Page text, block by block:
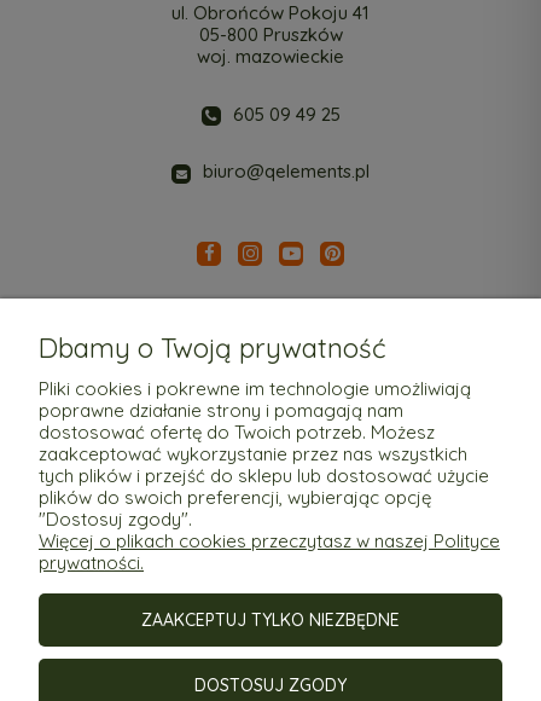
Pomoc
Moje konto
Płatności i dostawa
Informacje
O nas
ul. Obrońców Pokoju 41
05-800 Pruszków
woj. mazowieckie
605 09 49 25
biuro@qelements.pl
Dbamy o Twoją prywatność
Pliki cookies i pokrewne im technologie umożliwiają
poprawne działanie strony i pomagają nam
dostosować ofertę do Twoich potrzeb. Możesz
zaakceptować wykorzystanie przez nas wszystkich
tych plików i przejść do sklepu lub dostosować użycie
plików do swoich preferencji, wybierając opcję
"Dostosuj zgody".
Więcej o plikach cookies przeczytasz w naszej Polityce
prywatności.
ZAAKCEPTUJ TYLKO NIEZBĘDNE
DOSTOSUJ ZGODY